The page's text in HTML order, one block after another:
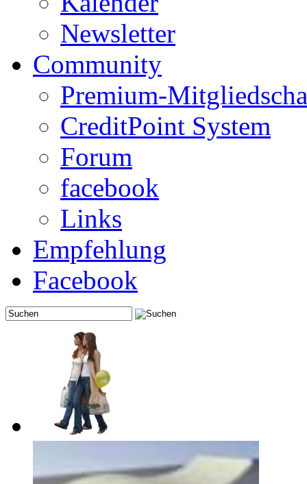
Newsletter
Community
Premium-
CreditPoint System
Forum
facebook
Links
Empfehlung
Facebook